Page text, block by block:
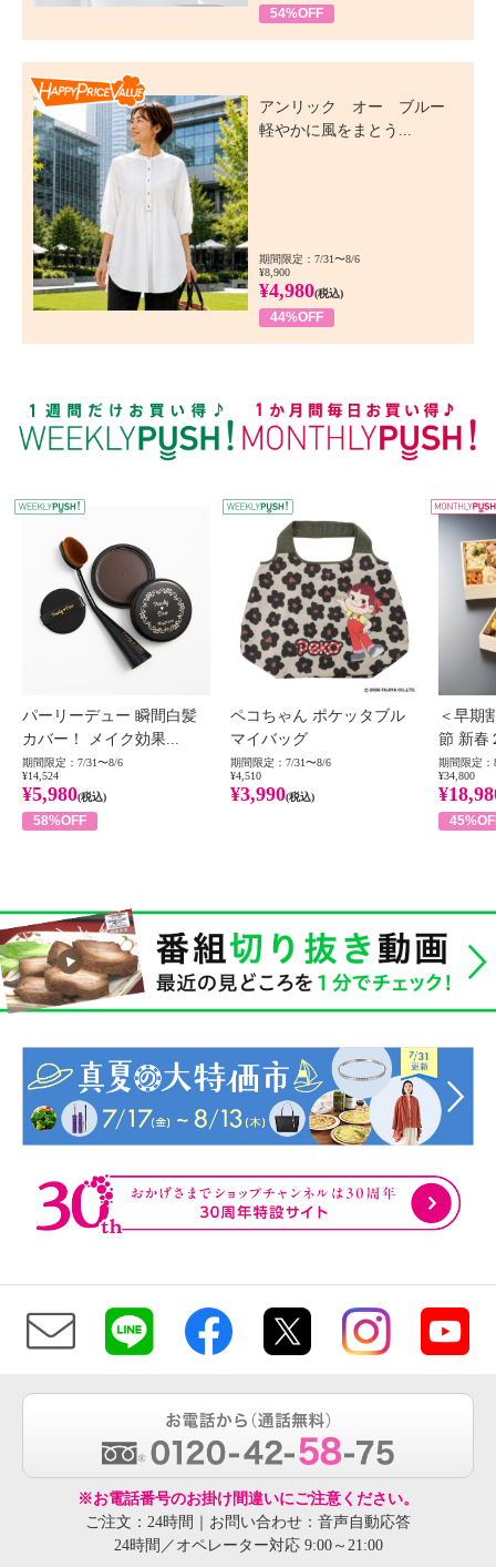
54%OFF
アンリック オー ブルー
軽やかに風をまとう...
期間限定：7/31〜8/6
¥8,900
¥4,980(税込)
44%OFF
WEEKLY PUSH
パーリーデュー 瞬間白髪
カバー！ メイク効果...
期間限定：7/31〜8/6
¥14,524
¥5,980(税込)
58%OFF
ペコちゃん ポケッタブル
マイバッグ
期間限定：7/31〜8/6
¥4,510
¥3,990(税込)
＜早期
節 新春
期間限定：
¥34,800
※お電話番号のお掛け間違いにご注意ください。
ご注文：24時間｜お問い合わせ：音声自動応答
24時間／オペレーター対応 9:00～21:00